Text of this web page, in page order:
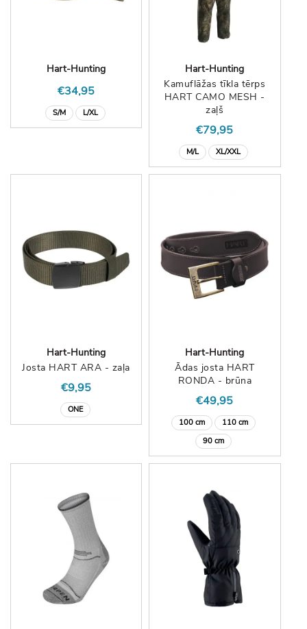
Hart-Hunting
€34,95
S/M L/XL
Hart-Hunting
Kamuflāžas tīkla tērps
HART CAMO MESH -
zaļš
€79,95
M/L XL/XXL
Hart-Hunting
Josta HART ARA - zaļa
€9,95
ONE
Hart-Hunting
Ādas josta HART
RONDA - brūna
€49,95
100 cm
110 cm
90 cm